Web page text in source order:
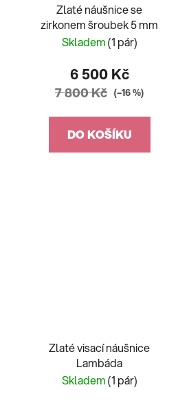
Zlaté náušnice se
zirkonem šroubek 5 mm
Skladem(1 pár)
6 500 Kč
7 800 Kč (–16 %)
DO KOŠÍKU
Zlaté visací náušnice
Lambáda
Skladem(1 pár)